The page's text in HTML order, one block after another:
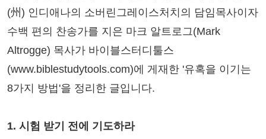
(州) 인디애나의 소버린그레이스처치의 담임목사이자
수백 편의 찬송가를 지은 마크 알트로그(Mark
Altrogge) 목사가 바이블스터디툴스
(www.biblestudytools.com)에 게재한 '유혹을 이기는
8가지 방법'을 정리한 글입니다.
1. 시험 받기 전에 기도하라